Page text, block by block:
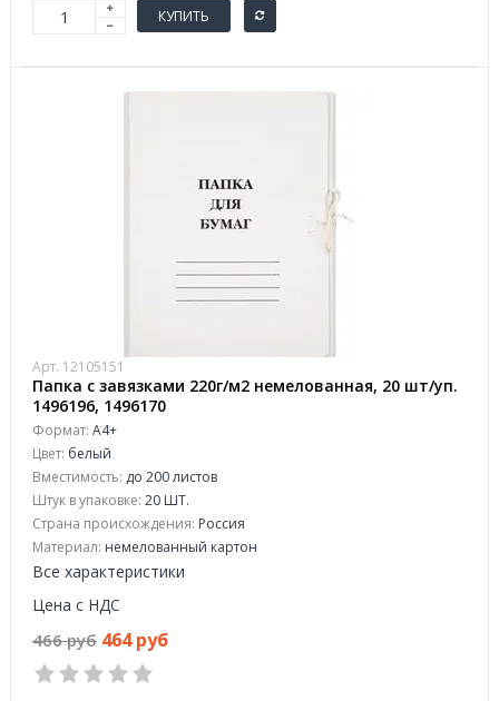
КУПИТЬ
Арт. 12105151
Папка с завязками 220г/м2 немелованная, 20 шт/уп.
1496196, 1496170
Формат: А4+
Цвет: белый
Вместимость: до 200 листов
Штук в упаковке: 20 ШТ.
Страна происхождения: Россия
Материал: немелованный картон
Все характеристики
Цена с НДС
466 руб 464 руб